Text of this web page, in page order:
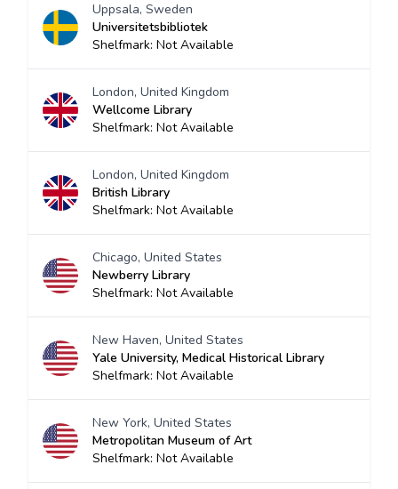
Uppsala, Sweden
Universitetsbibliotek
Shelfmark: Not Available
London, United Kingdom
Wellcome Library
Shelfmark: Not Available
London, United Kingdom
British Library
Shelfmark: Not Available
Chicago, United States
Newberry Library
Shelfmark: Not Available
New Haven, United States
Yale University, Medical Historical Library
Shelfmark: Not Available
New York, United States
Metropolitan Museum of Art
Shelfmark: Not Available